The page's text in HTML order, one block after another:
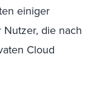
einiger
die nach
Cloud